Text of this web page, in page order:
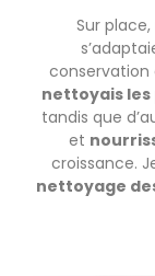
Sur
conservation
nettoyais les
tandis que
et
croissance.
nettoyage